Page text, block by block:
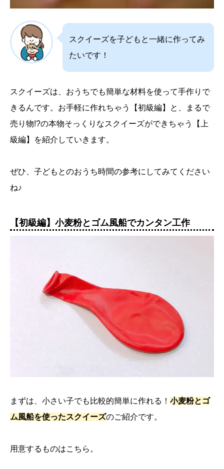
スクイーズを子どもと一緒に作ってみ
たいです！
スクイーズは、おうちでも簡単な材料を使って手作りで
きるんです。お手軽に作れちゃう【初級編】と、まるで
売り物!?の本物そっくりなスクイーズができちゃう【上
級編】を紹介していきます。
ぜひ、子どもとのおうち時間の参考にしてみてください
ね♪
【初級編】小麦粉とゴム風船でカンタン工作
まずは、小さい子でも比較的簡単に作れる！ 小麦粉とゴ
ム風船を使ったスクイーズのご紹介です。
用意するものはこちら。